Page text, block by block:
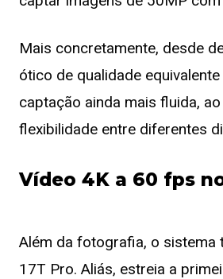
Mais concretamente, desde
ótico de qualidade
captação ainda mais fluida,
flexibilidade entre diferentes
Vídeo 4K a 60 fps
Além da fotografia, o sistema
17T Pro. Aliás, estreia a